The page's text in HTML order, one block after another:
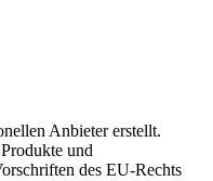
Anbieter erstellt.
und
des EU-Rechts